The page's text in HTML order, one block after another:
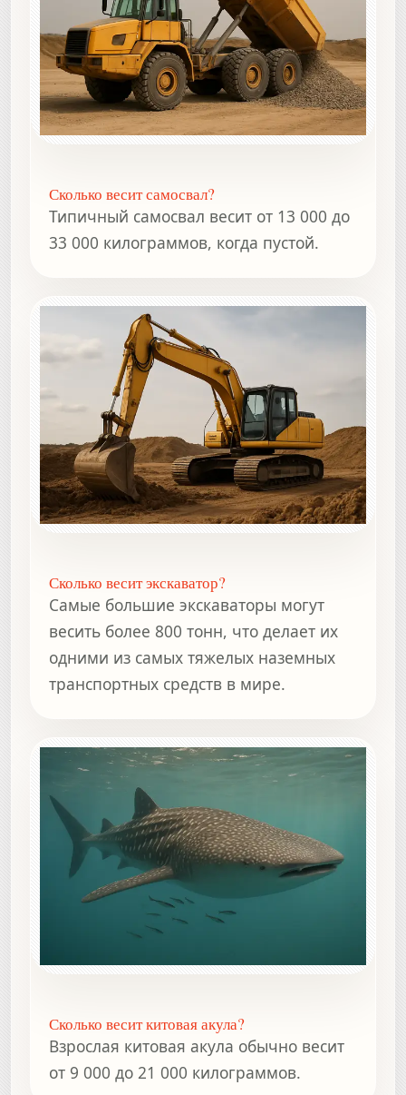
Сколько весит самосвал?
Типичный самосвал весит от 13 000 до
33 000 килограммов, когда пустой.
Сколько весит экскаватор?
Самые большие экскаваторы могут
весить более 800 тонн, что делает их
одними из самых тяжелых наземных
транспортных средств в мире.
Сколько весит китовая акула?
Взрослая китовая акула обычно весит
от 9 000 до 21 000 килограммов.